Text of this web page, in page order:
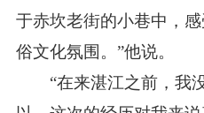
于赤坎老街的小巷中，
俗文化氛围。”他说。
“在来湛江之前，我